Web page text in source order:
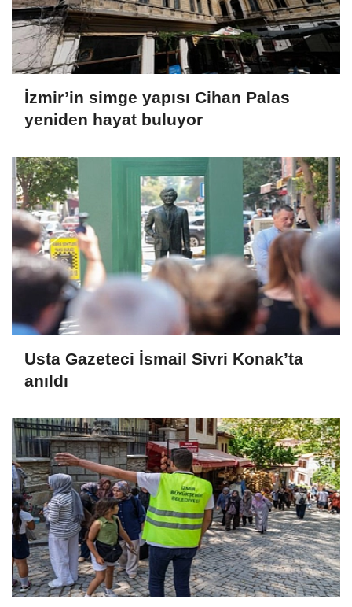
İzmir’in simge yapısı Cihan Palas
yeniden hayat buluyor
Usta Gazeteci İsmail Sivri Konak’ta
anıldı